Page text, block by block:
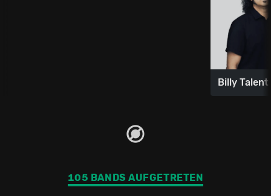
Billy Talent
105 BANDS AUFGETRETEN